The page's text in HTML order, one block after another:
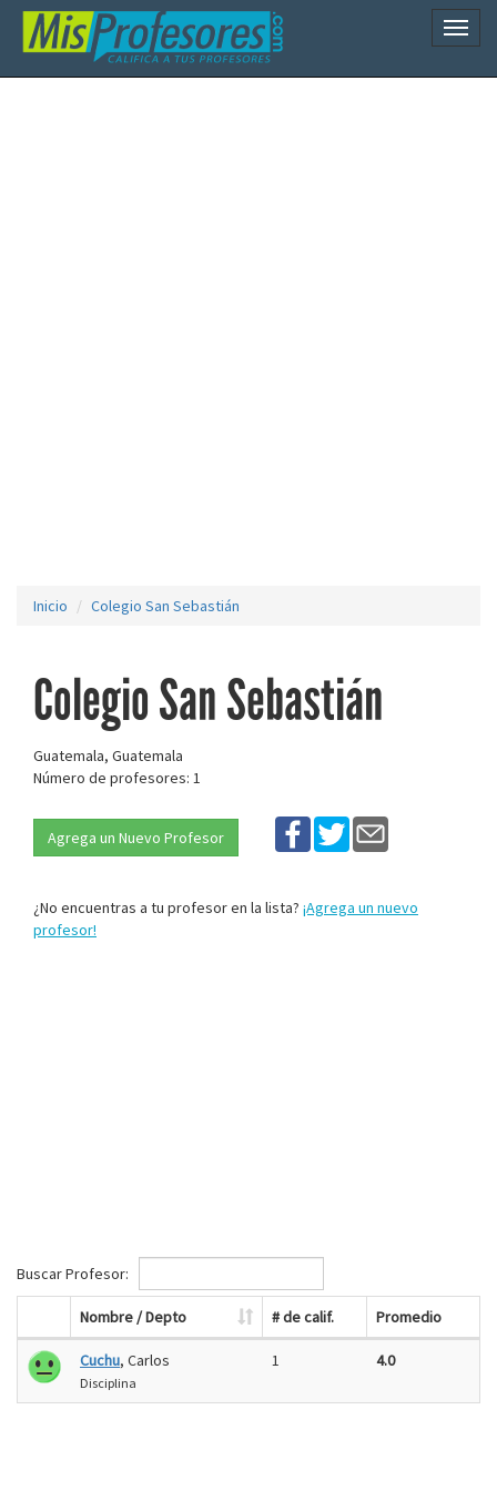
Inicio Colegio San Sebastián
Colegio San Sebastián
Guatemala, Guatemala
Número de profesores: 1
Agrega un Nuevo Profesor
¿No encuentras a tu profesor en la lista? ¡Agrega un nuevo
profesor!
Buscar Profesor:
Nombre / Depto # de calif. Promedio
Cuchu, Carlos
Disciplina
1 4.0